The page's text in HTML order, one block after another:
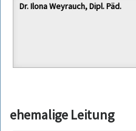
Dr. Ilona Weyrauch, Dipl. Päd.
ehemalige Leitung